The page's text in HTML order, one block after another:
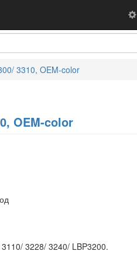
3310, OEM-color
OEM-color
3228/ 3240/ LBP3200.